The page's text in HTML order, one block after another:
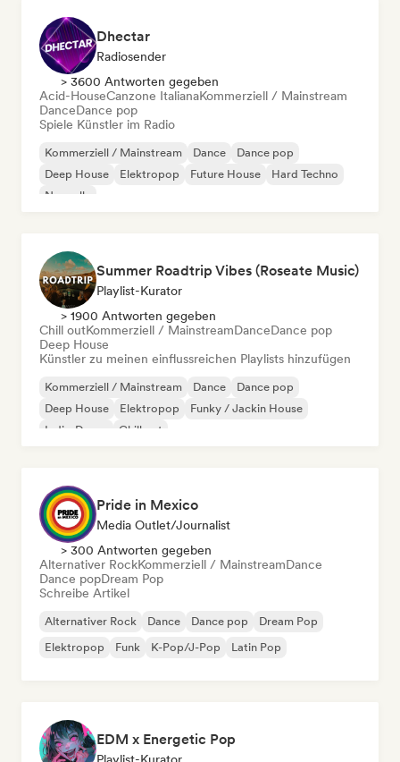
Dhectar
Radiosender
> 3600 Antworten gegeben
Acid-HouseCanzone ItalianaKommerziell / Mainstream
DanceDance pop
Spiele Künstler im Radio
Kommerziell / Mainstream Dance
Dance pop
Deep House
Elektropop Future House
Hard Techno
Nouvelle
Summer Roadtrip Vibes (Roseate Music)
Playlist-Kurator
> 1900 Antworten gegeben
Chill outKommerziell / MainstreamDanceDance pop
Deep House
Künstler zu meinen einflussreichen Playlists hinzufügen
Kommerziell / Mainstream Dance
Dance pop
Deep House
Elektropop
Funky / Jackin House
Indie-Dance
Chill out
Pride in Mexico
Media Outlet/Journalist
> 300 Antworten gegeben
Alternativer RockKommerziell / MainstreamDance
Dance popDream Pop
Schreibe Artikel
Alternativer Rock Dance Dance pop
Dream Pop
Elektropop
Funk K-Pop/J-Pop Latin Pop
EDM x Energetic Pop